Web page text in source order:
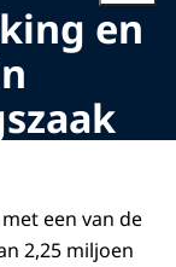
en
een van de
2,25 miljoen